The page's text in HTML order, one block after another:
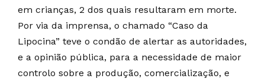
em crianças, 2 dos quais resultaram em morte.
Por via da imprensa, o chamado “Caso da
Lipocina” teve o condão de alertar as autoridades,
e a opinião pública, para a necessidade de maior
controlo sobre a produção, comercialização, e